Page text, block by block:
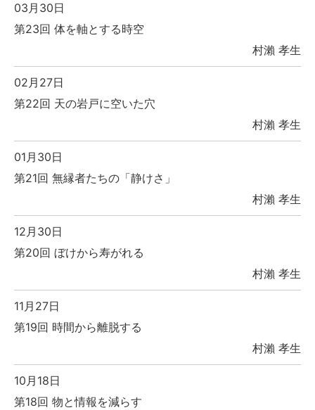
03月30日
第23回 体を軸とする時空
村瀨 孝生
02月27日
第22回 天の岩戸に空いた穴
村瀨 孝生
01月30日
第21回 無縁者たちの「静けさ」
村瀨 孝生
12月30日
第20回 ぼけから寿がれる
村瀨 孝生
11月27日
第19回 時間から離脱する
村瀨 孝生
10月18日
第18回 物と情報を減らす